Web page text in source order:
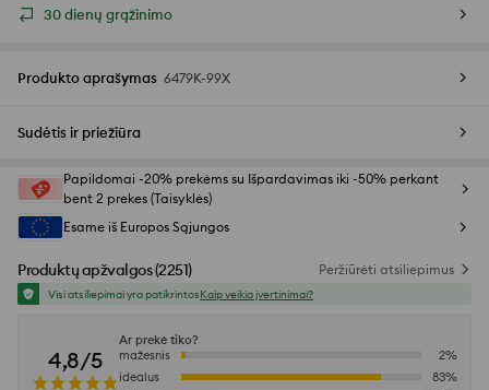
30 dienų grąžinimo
Produkto aprašymas 6479K-99X
Sudėtis ir priežiūra
Papildomai -20% prekėms su Išpardavimas iki -50% perkant
bent 2 prekes (Taisyklės)
Esame iš Europos Sąjungos
Produktų apžvalgos(2251) Peržiūrėti atsiliepimus
Visi atsiliepimai yra patikrintosKaip veikia įvertinimai?
4,8/5
Ar prekė tiko?
mažesnis
2%
idealus
83%